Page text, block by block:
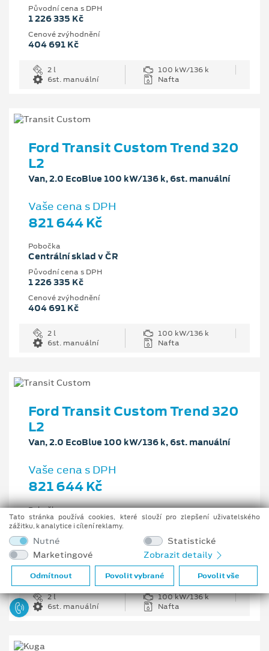
Původní cena s DPH
1 226 335 Kč
Cenové zvýhodnění
404 691 Kč
2 l
100 kW/136 k
6st. manuální
Nafta
Ford Transit Custom Trend 320
L2
Van, 2.0 EcoBlue 100 kW/136 k, 6st. manuální
Vaše cena s DPH
821 644 Kč
Pobočka
Centrální sklad v ČR
Původní cena s DPH
1 226 335 Kč
Cenové zvýhodnění
404 691 Kč
2 l
100 kW/136 k
6st. manuální
Nafta
Ford Transit Custom Trend 320
L2
Van, 2.0 EcoBlue 100 kW/136 k, 6st. manuální
Vaše cena s DPH
821 644 Kč
Pobočka
Opava
1 226 335 Kč
Cenové zvýhodnění
404 691 Kč
2 l
100 kW/136 k
6st. manuální
Nafta
Tato stránka používá cookies, které slouží pro zlepšení uživatelského
zážitku, k analytice i cílení reklamy.
Nutné
Statistické
Marketingové
Zobrazit detaily
Odmítnout Povolit vybrané Povolit vše